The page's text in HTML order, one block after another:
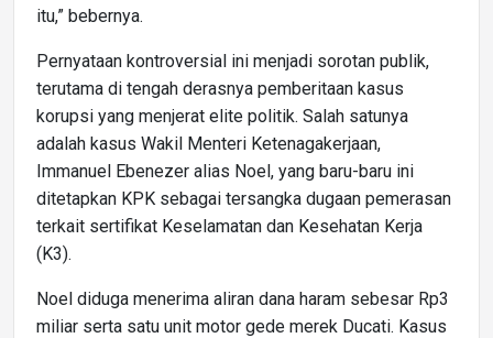
itu,” bebernya.
Pernyataan kontroversial ini menjadi sorotan publik,
terutama di tengah derasnya pemberitaan kasus
korupsi yang menjerat elite politik. Salah satunya
adalah kasus Wakil Menteri Ketenagakerjaan,
Immanuel Ebenezer alias Noel, yang baru-baru ini
ditetapkan KPK sebagai tersangka dugaan pemerasan
terkait sertifikat Keselamatan dan Kesehatan Kerja
(K3).
Noel diduga menerima aliran dana haram sebesar Rp3
miliar serta satu unit motor gede merek Ducati. Kasus